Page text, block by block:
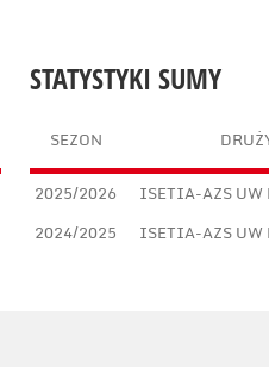
STATYSTYKI SUMY
SEZON
2025/2026 ISETIA-AZS UW
2024/2025
ISETIA-AZS UW